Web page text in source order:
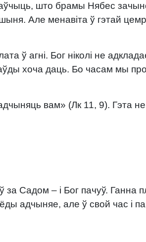
што брамы Нябес
Але менавіта ў гэтай
ў агні. Бог ніколі не
хоча даць. Бо часам мы
вам» (Лк 11, 9). Гэта
Садом – і Бог пачуў. Ганна
адчыняе, але ў свой час і